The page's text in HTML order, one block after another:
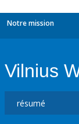
Notre mission
Vilnius